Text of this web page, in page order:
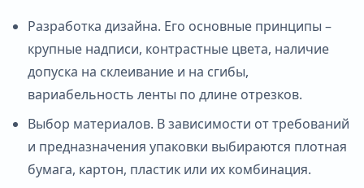
Разработка дизайна. Его основные принципы –
крупные надписи, контрастные цвета, наличие
допуска на склеивание и на сгибы,
вариабельность ленты по длине отрезков.
Выбор материалов. В зависимости от требований
и предназначения упаковки выбираются плотная
бумага, картон, пластик или их комбинация.